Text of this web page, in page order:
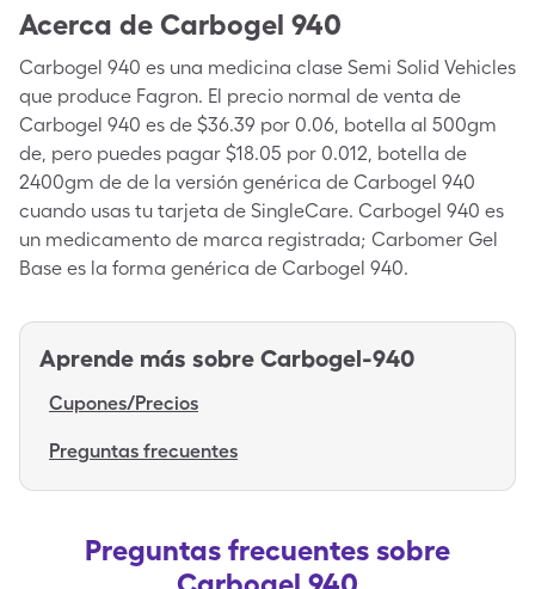
Acerca de Carbogel 940
Carbogel 940 es una medicina clase Semi Solid Vehicles
que produce Fagron. El precio normal de venta de
Carbogel 940 es de $36.39 por 0.06, botella al 500gm
de, pero puedes pagar $18.05 por 0.012, botella de
2400gm de de la versión genérica de Carbogel 940
cuando usas tu tarjeta de SingleCare. Carbogel 940 es
un medicamento de marca registrada; Carbomer Gel
Base es la forma genérica de Carbogel 940.
Aprende más sobre Carbogel-940
Cupones/Precios
Preguntas frecuentes
Preguntas frecuentes sobre